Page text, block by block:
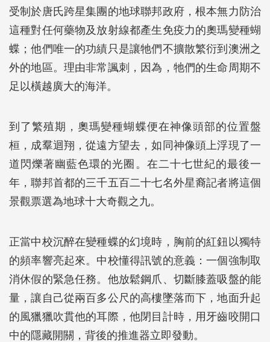
受制於唐氏跨星集團的地球聯邦政府，根本無力防治
這種對任何藥物及放射線都產生免疫力的奧瑪變種蝴
蝶；他們唯一的功績只是讓牠們不擴散繁衍到澳洲之
外的地區。理由非常諷刺，因為，牠們的生命周期不
足以橫越廣大的海洋。
到了繁殖期，奧瑪變種蝴蝶便在神像頭部的位置盤
桓，成羣迴翔，從遠方望去，如同神像頭上浮現了一
道閃爍著幽藍色環的光圈。在二十七世紀的最後一
年，聯邦首都的三千五百二十七名外星裔記者將這個
景觀票選為地球十大奇觀之九。
正當中校沉醉在變種蝶的幻境時，胸前的紅鈕以獨特
的頻率響亮起來。中校懂得訊號的意義：一個強制取
消休假的緊急任務。他放鬆鋼爪、切斷膝蓋吸盤的能
量，讓自己從兩百多公尺的高樓墜落而下，地面升起
的風獵獵吹貫他的耳際，他閉目計時，用牙齒咬開口
中的隱藏開關，背後的推進器立即發動。